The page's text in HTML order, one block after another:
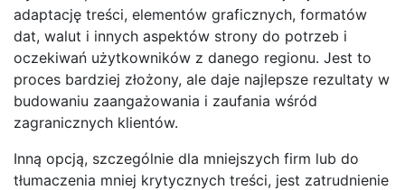
adaptację treści, elementów graficznych, formatów
dat, walut i innych aspektów strony do potrzeb i
oczekiwań użytkowników z danego regionu. Jest to
proces bardziej złożony, ale daje najlepsze rezultaty w
budowaniu zaangażowania i zaufania wśród
zagranicznych klientów.
Inną opcją, szczególnie dla mniejszych firm lub do
tłumaczenia mniej krytycznych treści, jest zatrudnienie